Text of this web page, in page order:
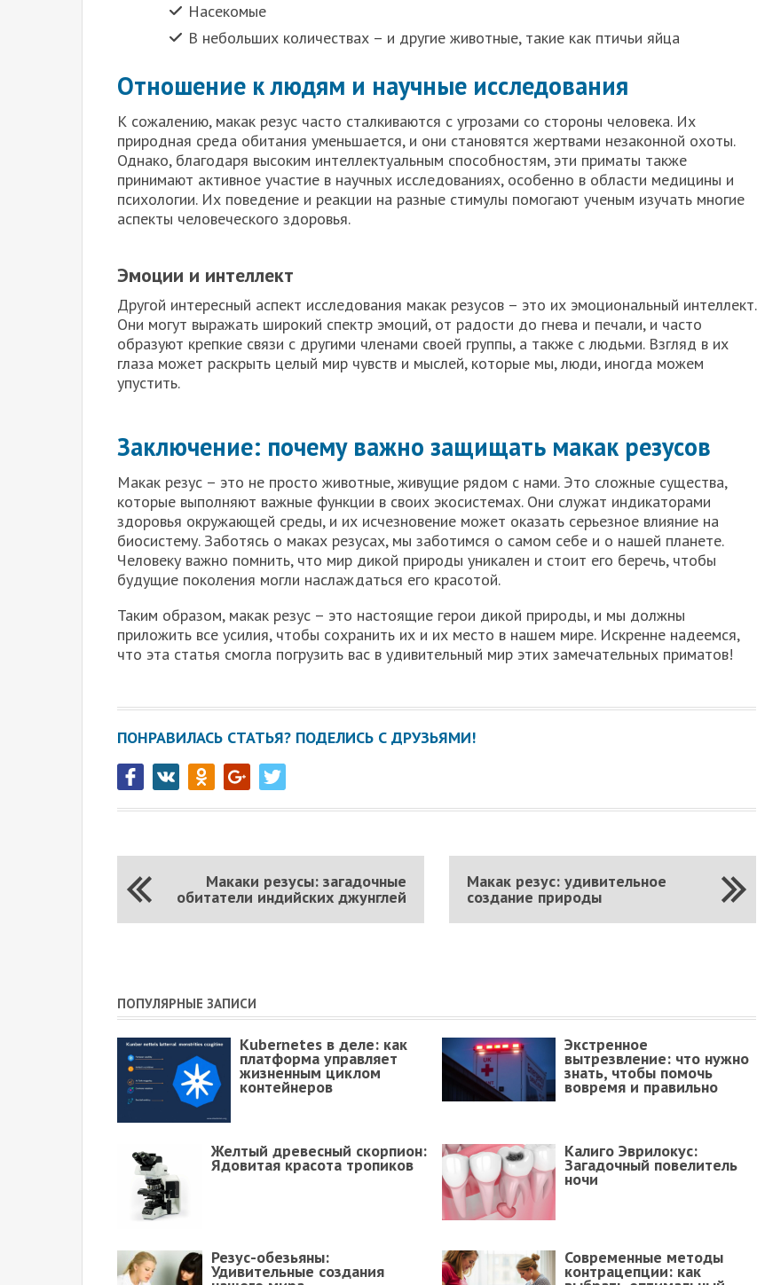
Насекомые
В небольших количествах – и другие животные, такие как птичьи яйца
Отношение к людям и научные исследования
К сожалению, макак резус часто сталкиваются с угрозами со стороны человека. Их
природная среда обитания уменьшается, и они становятся жертвами незаконной охоты.
Однако, благодаря высоким интеллектуальным способностям, эти приматы также
принимают активное участие в научных исследованиях, особенно в области медицины и
психологии. Их поведение и реакции на разные стимулы помогают ученым изучать многие
аспекты человеческого здоровья.
Эмоции и интеллект
Другой интересный аспект исследования макак резусов – это их эмоциональный интеллект.
Они могут выражать широкий спектр эмоций, от радости до гнева и печали, и часто
образуют крепкие связи с другими членами своей группы, а также с людьми. Взгляд в их
глаза может раскрыть целый мир чувств и мыслей, которые мы, люди, иногда можем
упустить.
Заключение: почему важно защищать макак резусов
Макак резус – это не просто животные, живущие рядом с нами. Это сложные существа,
которые выполняют важные функции в своих экосистемах. Они служат индикаторами
здоровья окружающей среды, и их исчезновение может оказать серьезное влияние на
биосистему. Заботясь о маках резусах, мы заботимся о самом себе и о нашей планете.
Человеку важно помнить, что мир дикой природы уникален и стоит его беречь, чтобы
будущие поколения могли наслаждаться его красотой.
Таким образом, макак резус – это настоящие герои дикой природы, и мы должны
приложить все усилия, чтобы сохранить их и их место в нашем мире. Искренне надеемся,
что эта статья смогла погрузить вас в удивительный мир этих замечательных приматов!
ПОНРАВИЛАСЬ СТАТЬЯ? ПОДЕЛИСЬ С ДРУЗЬЯМИ!
Макак резус: удивительное
создание природы
Макаки резусы: загадочные
обитатели индийских джунглей
ПОПУЛЯРНЫЕ ЗАПИСИ
Kubernetes в деле: как
платформа управляет
жизненным циклом
контейнеров
Экстренное
вытрезвление: что нужно
знать, чтобы помочь
вовремя и правильно
Желтый древесный скорпион:
Ядовитая красота тропиков
Калиго Эврилокус:
Загадочный повелитель
ночи
Резус-обезьяны:
Удивительные создания
Современные методы
контрацепции: как